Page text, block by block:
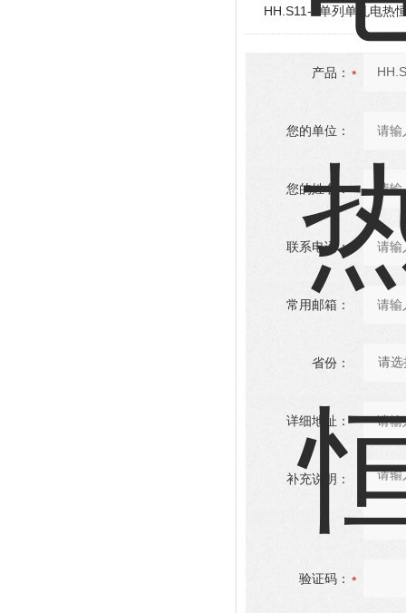
HH.S11-1单列单孔电热
产品：
您的单位：
您的姓名：
联系电话：
常用邮箱：
省份：
详细地址：
补充说明：
验证码：